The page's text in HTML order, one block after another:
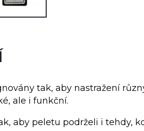
tak, aby nastražení
ale i funkční.
aby peletu podrželi i tehdy,